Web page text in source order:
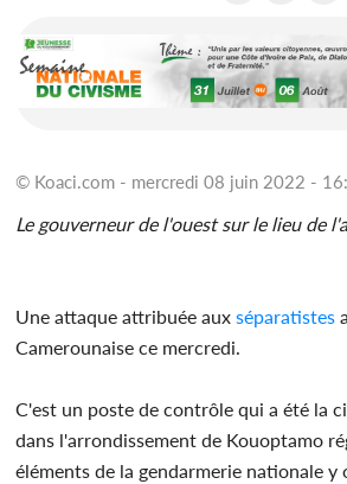
© Koaci.com - mercredi 08 juin 2022 -
Le gouverneur de l'ouest sur le lieu de
Une attaque attribuée aux séparatistes
Camerounaise ce mercredi.
C'est un poste de contrôle qui a été la
dans l'arrondissement de Kouoptamo
éléments de la gendarmerie nationale y